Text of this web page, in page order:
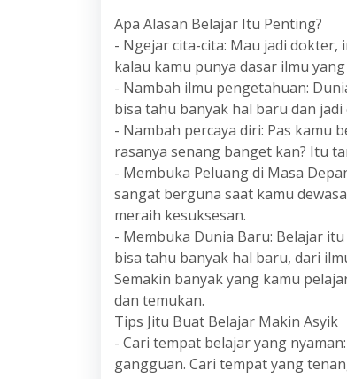
Apa Alasan Belajar Itu Penting?
- Ngejar cita-cita: Mau jadi dokter,
kalau kamu punya dasar ilmu
- Nambah ilmu pengetahuan:
bisa tahu banyak hal baru dan
- Nambah percaya diri: Pas kamu
rasanya senang banget kan? Itu
- Membuka Peluang di Masa
sangat berguna saat kamu
meraih kesuksesan.
- Membuka Dunia Baru: Belajar
bisa tahu banyak hal baru, dari
Semakin banyak yang kamu
dan temukan.
Tips Jitu Buat Belajar Makin Asyik
- Cari tempat belajar yang
gangguan. Cari tempat yang